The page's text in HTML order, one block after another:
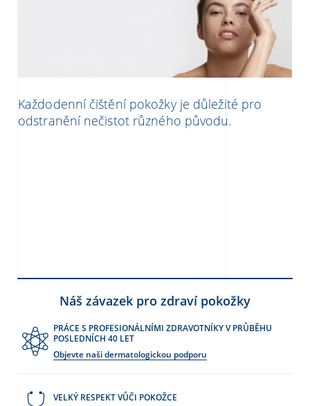
Každodenní čištění pokožky je důležité pro
odstranění nečistot různého původu.
Náš závazek pro zdraví pokožky
PRÁCE S PROFESIONÁLNÍMI ZDRAVOTNÍKY V PRŮBĚHU
POSLEDNÍCH 40 LET
Objevte naši dermatologickou podporu
VELKÝ RESPEKT VŮČI POKOŽCE